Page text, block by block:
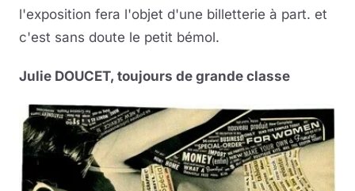
l'exposition fera l'objet d'une billetterie à part. et
c'est sans doute le petit bémol.
Julie DOUCET, toujours de grande classe